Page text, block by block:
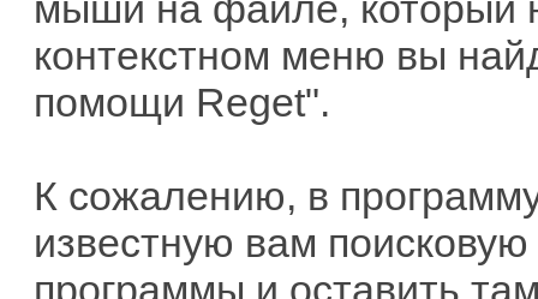
контекстном меню вы
помощи Reget".
К сожалению, в
известную вам
программы и оставить